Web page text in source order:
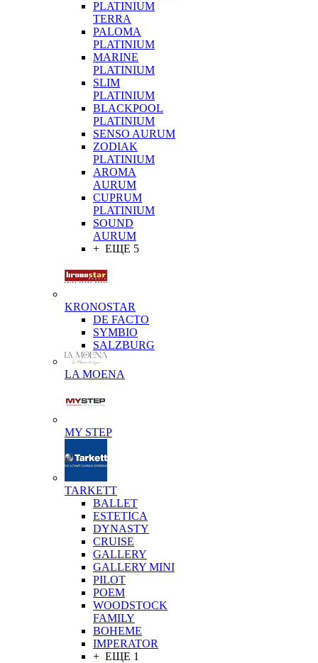
PLATINIUM
TERRA
PALOMA
PLATINIUM
MARINE
PLATINIUM
SLIM
PLATINIUM
BLACKPOOL
PLATINIUM
SENSO AURUM
ZODIAK
PLATINIUM
AROMA
AURUM
CUPRUM
PLATINIUM
SOUND
AURUM
+ ЕЩЕ 5
KRONOSTAR
DE FACTO
SYMBIO
SALZBURG
LA MOENA
MY STEP
TARKETT
BALLET
ESTETICA
DYNASTY
CRUISE
GALLERY
GALLERY MINI
PILOT
POEM
WOODSTOCK
FAMILY
BOHEME
IMPERATOR
+ ЕЩЕ 1